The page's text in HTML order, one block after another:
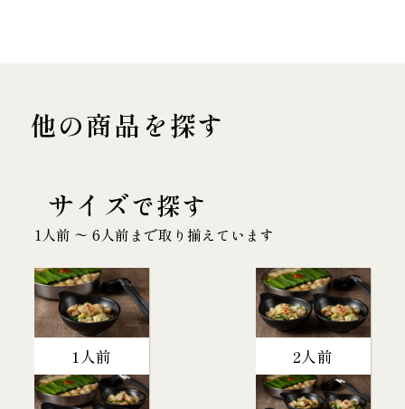
他の商品を探す
サイズで探す
1人前 〜 6人前まで取り揃えています
1人前 2人前